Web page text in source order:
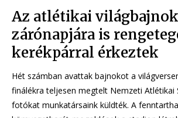
Az atlétikai
zárónapjára is
kerékpárral érkeztek
Hét számban avattak bajnokot a
finálékra teljesen megtelt Nemzeti Atlétikai
fotókat munkatársaink küldték. A fenntarthatóság és a